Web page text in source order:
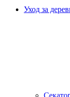
Уход за